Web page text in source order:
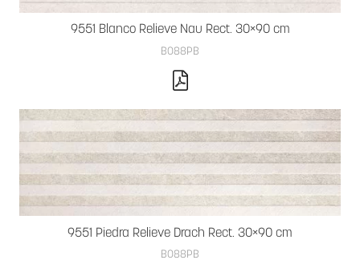
9551 Blanco Relieve Nau Rect. 30×90 cm
B088PB
9551 Piedra Relieve Drach Rect. 30×90 cm
B088PB